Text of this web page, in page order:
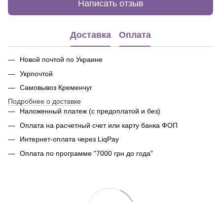
Написать отзыв
Доставка Оплата
Новой почтой по Украине
Укрпочтой
Самовывоз Кременчуг
Подробнее о доставке
Наложенный платеж (с предоплатой и без)
Оплата на расчетный счет или карту банка ФОП
Интернет-оплата через LiqPay
Оплата по программе "7000 грн до года"